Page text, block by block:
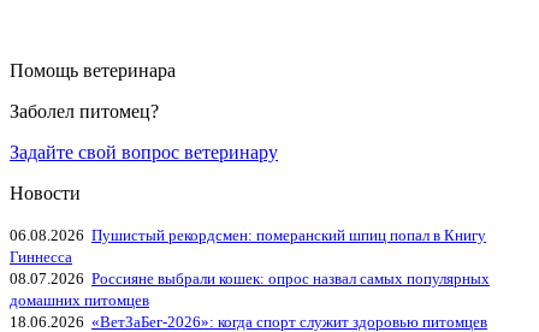
Помощь ветеринара
Заболел питомец?
Задайте свой вопрос ветеринару
Новости
06.08.2026 Пушистый рекордсмен: померанский шпиц попал в Книгу
Гиннесса
08.07.2026 Россияне выбрали кошек: опрос назвал самых популярных
домашних питомцев
18.06.2026 «ВетЗаБег‑2026»: когда спорт служит здоровью питомцев